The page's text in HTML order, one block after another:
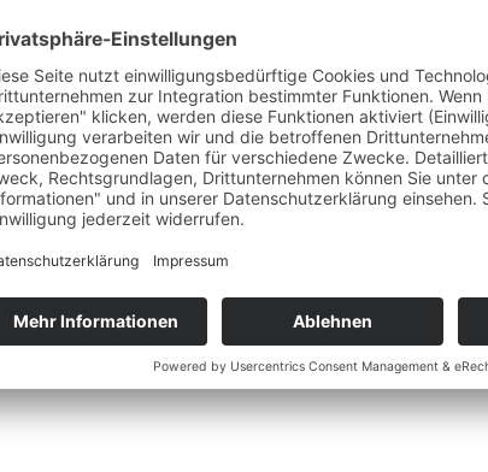
auf den Balkan
zu fahren ist bei uns Deutschen sehr beliebt. Wir wollten